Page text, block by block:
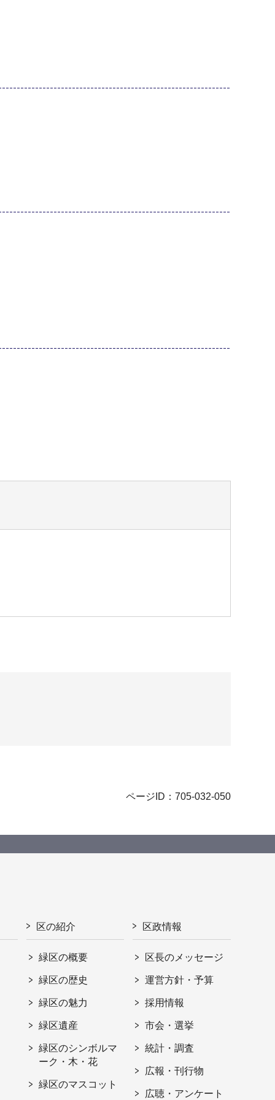
ページID：705-032-050
区の紹介
緑区の概要
緑区の歴史
緑区の魅力
緑区遺産
緑区のシンボルマ
ーク・木・花
緑区のマスコット
区政情報
区長のメッセージ
運営方針・予算
採用情報
市会・選挙
統計・調査
広報・刊行物
広聴・アンケート